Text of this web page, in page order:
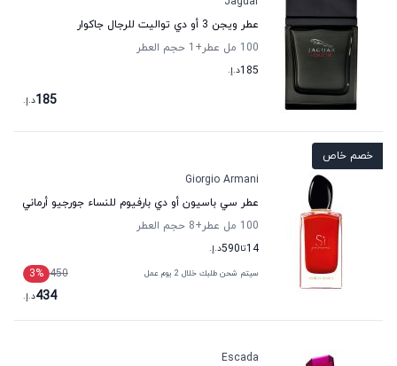
عطر ويجن 3 أو دي تواليت للرجال جاكوار
100 مل عطر
+1
حجم العطر
185د.إ.
185د.إ.
خصم خاص
Giorgio Armani
عطر سي باسيون أو دي بارفيوم للنساء جورجيو أرماني
100 مل عطر
+8
حجم العطر
14تا590د.إ.
سيتم شحن طلبك خلال 2 يوم عمل 450
3%
434د.إ.
Escada